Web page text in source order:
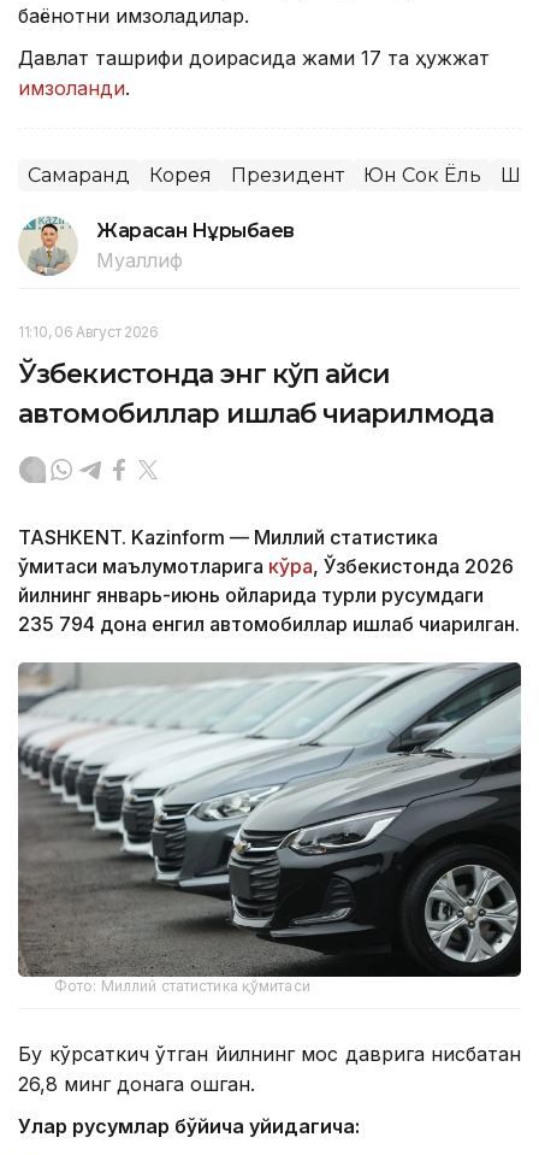
баёнотни имзоладилар.
Давлат ташрифи доирасида жами 17 та ҳужжат
имзоланди.
Самарқанд Корея Президент Юн Сок Ёль
Жарасқан Нұрыбаев
Муаллиф
11:10, 06 Август 2026
Ўзбекистонда энг кўп қайси
автомобиллар ишлаб чиқарилмоқда
TASHKENT. Kazinform — Миллий статистика
қўмитаси маълумотларига кўра, Ўзбекистонда 2026
йилнинг январь-июнь ойларида турли русумдаги
235 794 дона енгил автомобиллар ишлаб чиқарилган.
Фото: Миллий статистика қўмитаси
Бу кўрсаткич ўтган йилнинг мос даврига нисбатан
26,8 минг донага ошган.
Улар русумлар бўйича қуйидагича: